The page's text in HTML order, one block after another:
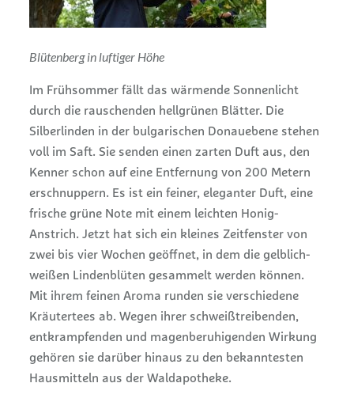
Blütenberg in luftiger Höhe
Im Frühsommer fällt das wärmende Sonnenlicht
durch die rauschenden hellgrünen Blätter. Die
Silberlinden in der bulgarischen Donauebene stehen
voll im Saft. Sie senden einen zarten Duft aus, den
Kenner schon auf eine Entfernung von 200 Metern
erschnuppern. Es ist ein feiner, eleganter Duft, eine
frische grüne Note mit einem leichten Honig-
Anstrich. Jetzt hat sich ein kleines Zeitfenster von
zwei bis vier Wochen geöffnet, in dem die gelblich-
weißen Lindenblüten gesammelt werden können.
Mit ihrem feinen Aroma runden sie verschiedene
Kräutertees ab. Wegen ihrer schweißtreibenden,
entkrampfenden und magenberuhigenden Wirkung
gehören sie darüber hinaus zu den bekanntesten
Hausmitteln aus der Waldapotheke.